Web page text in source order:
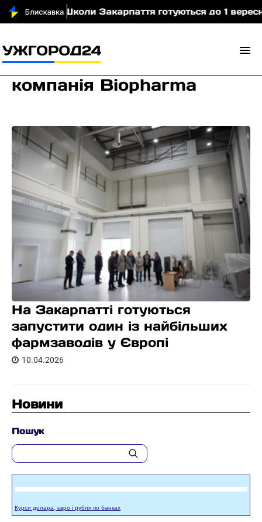
Школи Закарпаття готуються до 1 вересня:
компанія Biopharma
На Закарпатті готуються
запустити один із найбільших
фармзаводів у Європі
10.04.2026
Новини
Пошук
Курси долара, євро і рубля по банках